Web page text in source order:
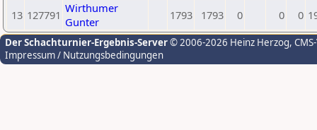
13 127791 Wirthumer
Gunter
1793 1793 0 0 0
Der Schachturnier-Ergebnis-Server© 2006-2026 Heinz Herzog,
Impressum / Nutzungsbedingungen